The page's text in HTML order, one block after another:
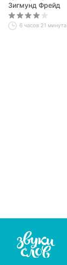
принципа
наслаждения.
Зигмунд Фрейд
6 часов 21 минута